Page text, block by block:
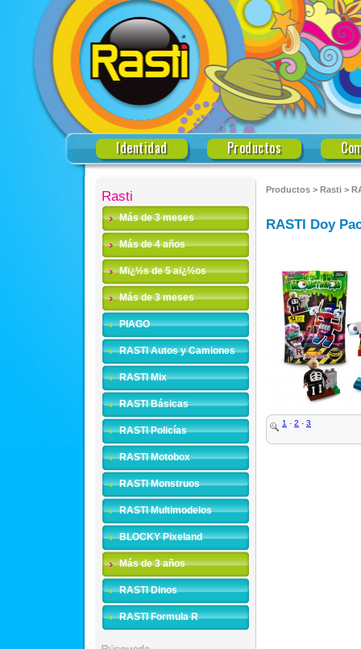
Identidad Productos
Rasti
Más de 3 meses
Más de 4 años
Mï¿½s de 5 aï¿½os
Más de 3 meses
PIAGO
RASTI Autos y Camiones
RASTI Mix
RASTI Básicas
RASTI Policías
RASTI Motobox
RASTI Monstruos
RASTI Multimodelos
BLOCKY Pixeland
Más de 3 años
RASTI Dinos
RASTI Formula R
Productos > Rasti >
RASTI Doy
1 - 2 - 3